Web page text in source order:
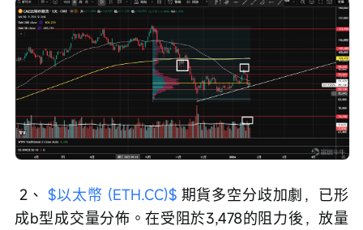
2、 $以太幣 (ETH.CC)$ 期貨多空分歧加劇，已形
成b型成交量分佈。在受阻於3,478的阻力後，放量